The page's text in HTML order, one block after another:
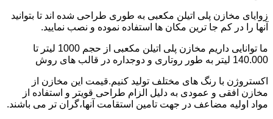
زوایای مخازن پلی اتیلن مکعبی به طوری طراحی شده اند تا بتوانید
آنها را در کم جا ترین مکان ها استفاده نموده و نصب نمایید.
ما توانایی داریم مخازن پلی اتیلن مکعبی از حجم 1000 لیتر تا
140.000 لیتر به طور روتاری و دوجداره در قالب های روش
اکستروژن با رنگ های مختلف تولید کنیم.قیمت این مخازن از
مخازن افقی و عمودی به دلیل الزام طراحی قویتر و استفاده از
مواد اولیه مضاعف در جهت تامین استقامت آنها،گران تر می باشند.